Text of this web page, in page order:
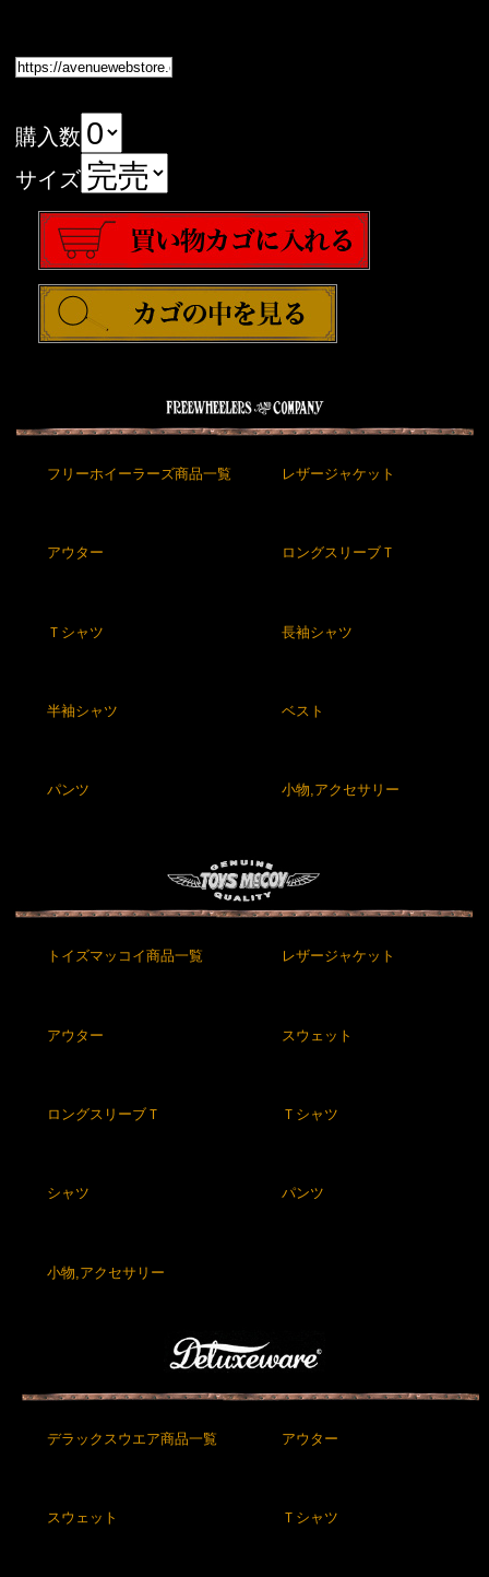
購入数
サイズ
フリーホイーラーズ商品一覧 レザージャケット
アウター ロングスリーブＴ
Ｔシャツ 長袖シャツ
半袖シャツ ベスト
パンツ 小物,アクセサリー
トイズマッコイ商品一覧 レザージャケット
アウター スウェット
ロングスリーブＴ Ｔシャツ
シャツ パンツ
小物,アクセサリー
デラックスウエア商品一覧 アウター
スウェット Ｔシャツ